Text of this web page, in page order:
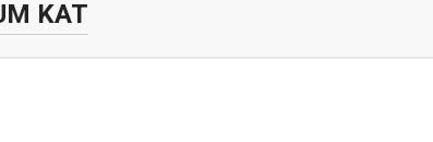
KAT